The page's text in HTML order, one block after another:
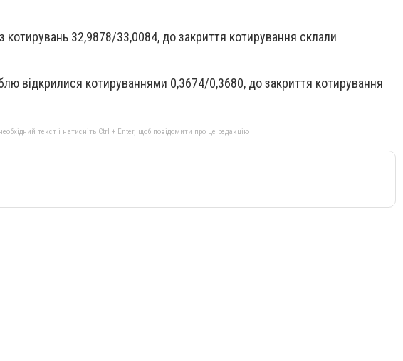
котирувань 32,9878/33,0084, до закриття котирування склали
відкрилися котируваннями 0,3674/0,3680, до закриття котирування
текст і натисніть Ctrl + Enter, щоб повідомити про це редакцію